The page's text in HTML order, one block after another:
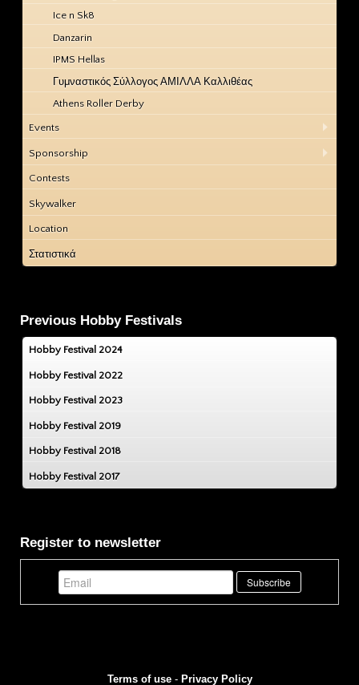
Ice n Sk8
Danzarin
IPMS Hellas
Γυμναστικός Σύλλογος ΑΜΙΛΛΑ Καλλιθέας
Athens Roller Derby
Events
Sponsorship
Contests
Skywalker
Location
Στατιστικά
Previous Hobby Festivals
Hobby Festival 2024
Hobby Festival 2022
Hobby Festival 2023
Hobby Festival 2019
Hobby Festival 2018
Hobby Festival 2017
Register to newsletter
Terms of use- Privacy Policy